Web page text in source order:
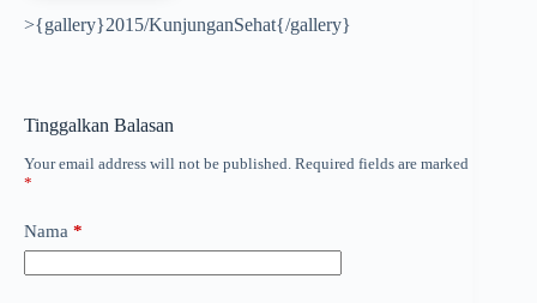
>{gallery}2015/KunjunganSehat{/gallery}
Tinggalkan Balasan
Your email address will not be published. Required fields are marked
*
Nama *